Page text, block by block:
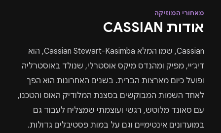
מאחורי המוזיקה
אודות CASSIAN
Cassian, שמו המלא Cassian Stewart-Kasimba, הוא
דיג׳יי, מפיק ומהנדס מיקס אוסטרלי, שנולד באוסטרליה
ופועל כיום מארצות הברית. בשנים האחרונות הוא הפך
לאחד השמות המבוקשים בסצנת המלודיק האוס והטכנו,
עם סאונד מלוטש, רגשי ועוצמתי שמצליח לעבוד גם
במועדונים אינטימיים וגם על במות פסטיבלים גדולות.